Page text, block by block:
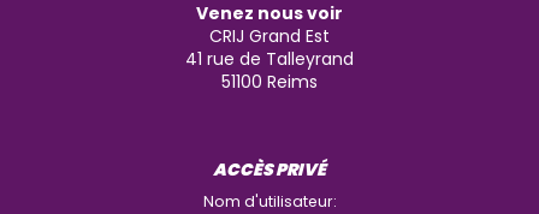
Venez nous voir
CRIJ Grand Est
41 rue de Talleyrand
51100 Reims
ACCÈS PRIVÉ
Nom d'utilisateur: